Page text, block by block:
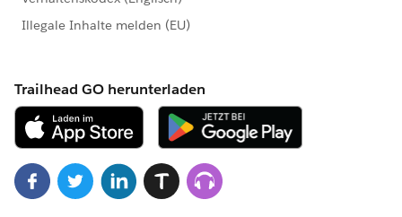
Last Updated：記事の更新日
Error Details：エラー内容の詳細
Steps Reproduece：問題事象の再現方法
Workaround ：問題の回避方法